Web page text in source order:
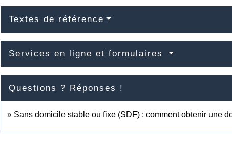
Textes de référence
Services en ligne et formulaires
Questions ? Réponses !
Sans domicile stable ou fixe (SDF) : comment obtenir une